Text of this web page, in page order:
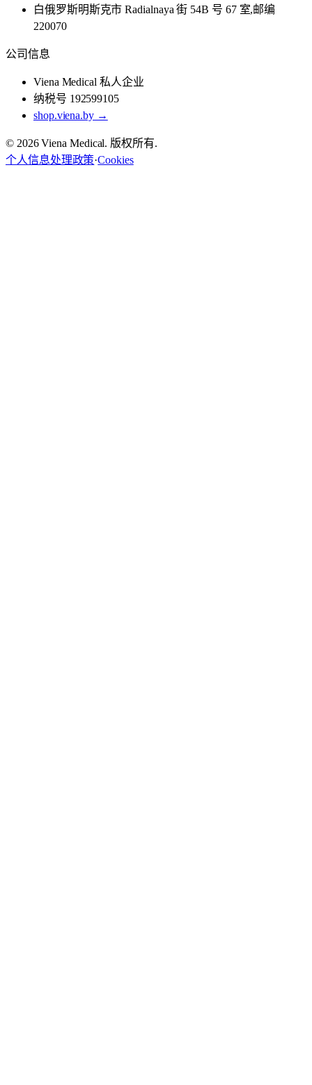
白俄罗斯明斯克市 Radialnaya 街 54B 号 67 室,邮编
220070
公司信息
Viena Medical 私人企业
纳税号 192599105
shop.viena.by →
© 2026 Viena Medical. 版权所有.
个人信息处理政策·Cookies